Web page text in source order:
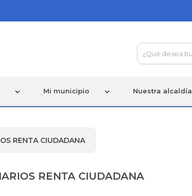
Mi municipio Nuestra alcaldía
RENTA CIUDADANA
RENTA CIUDADANA